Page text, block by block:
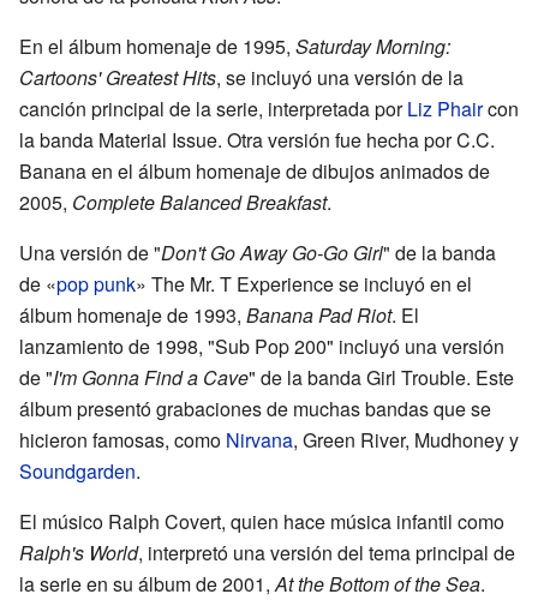
En el álbum homenaje de 1995, Saturday Morning:
Cartoons' Greatest Hits, se incluyó una versión de la
canción principal de la serie, interpretada porLiz Phaircon
la banda Material Issue. Otra versión fue hecha por C.C.
Banana en el álbum homenaje de dibujos animados de
2005, Complete Balanced Breakfast.
Una versión de "Don't Go Away Go-Go Girl" de la banda
de «pop punk» The Mr. T Experience se incluyó en el
álbum homenaje de 1993, Banana Pad Riot. El
lanzamiento de 1998, "Sub Pop 200" incluyó una versión
de "I'm Gonna Find a Cave" de la banda Girl Trouble. Este
álbum presentó grabaciones de muchas bandas que se
hicieron famosas, como Nirvana, Green River, Mudhoney y
Soundgarden.
El músico Ralph Covert, quien hace música infantil como
Ralph's World, interpretó una versión del tema principal de
la serie en su álbum de 2001,At the Bottom of the Sea.